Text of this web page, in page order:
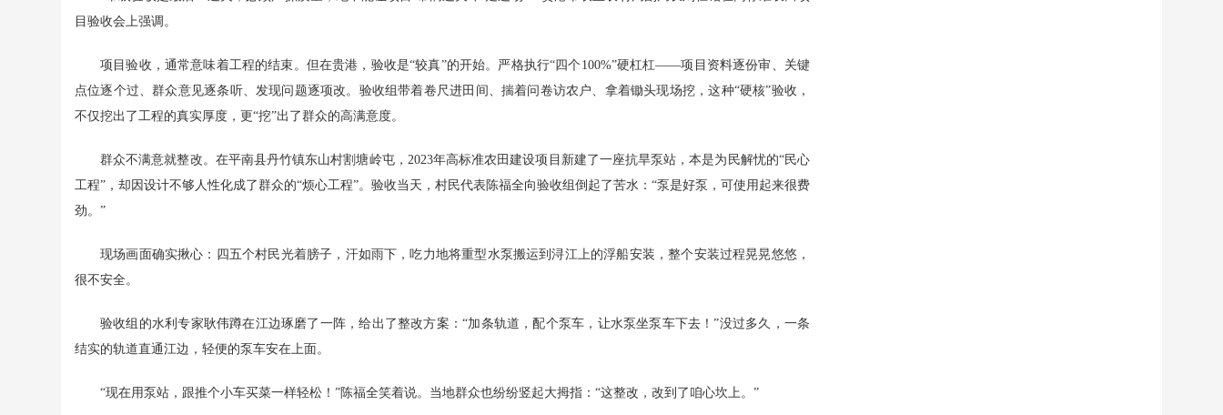
目验收会上强调。
项目验收，通常意味着工程的结束。但在贵港，验收是“较真”的开始。严格执行“四个100%”硬杠杠——项目资料逐份审、关键
点位逐个过、群众意见逐条听、发现问题逐项改。验收组带着卷尺进田间、揣着问卷访农户、拿着锄头现场挖，这种“硬核”验收，
不仅挖出了工程的真实厚度，更“挖”出了群众的高满意度。
群众不满意就整改。在平南县丹竹镇东山村割塘岭屯，2023年高标准农田建设项目新建了一座抗旱泵站，本是为民解忧的“民心
工程”，却因设计不够人性化成了群众的“烦心工程”。验收当天，村民代表陈福全向验收组倒起了苦水：“泵是好泵，可使用起来很费
劲。”
现场画面确实揪心：四五个村民光着膀子，汗如雨下，吃力地将重型水泵搬运到浔江上的浮船安装，整个安装过程晃晃悠悠，
很不安全。
验收组的水利专家耿伟蹲在江边琢磨了一阵，给出了整改方案：“加条轨道，配个泵车，让水泵坐泵车下去！”没过多久，一条
结实的轨道直通江边，轻便的泵车安在上面。
“现在用泵站，跟推个小车买菜一样轻松！”陈福全笑着说。当地群众也纷纷竖起大拇指：“这整改，改到了咱心坎上。”